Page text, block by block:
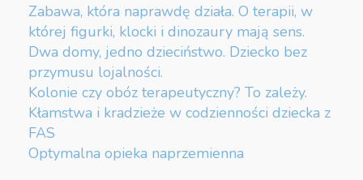
Zabawa, która naprawdę działa. O terapii, w
której figurki, klocki i dinozaury mają sens.
Dwa domy, jedno dzieciństwo. Dziecko bez
przymusu lojalności.
Kolonie czy obóz terapeutyczny? To zależy.
Kłamstwa i kradzieże w codzienności dziecka z
FAS
Optymalna opieka naprzemienna